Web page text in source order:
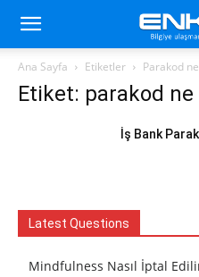
Ana Sayfa Etiketler Parakod
Etiket: parakod
İş Bank
Latest Questions
Mindfulness Nasıl İptal